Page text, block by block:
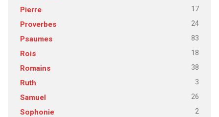
Pierre 17
Proverbes 24
Psaumes 83
Rois 18
Romains 38
Ruth 3
Samuel 26
Sophonie 2